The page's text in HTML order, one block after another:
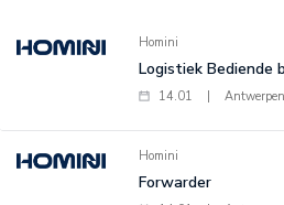
Homini
Logistiek Bediende
14.01 Antwerpen
Homini
Forwarder